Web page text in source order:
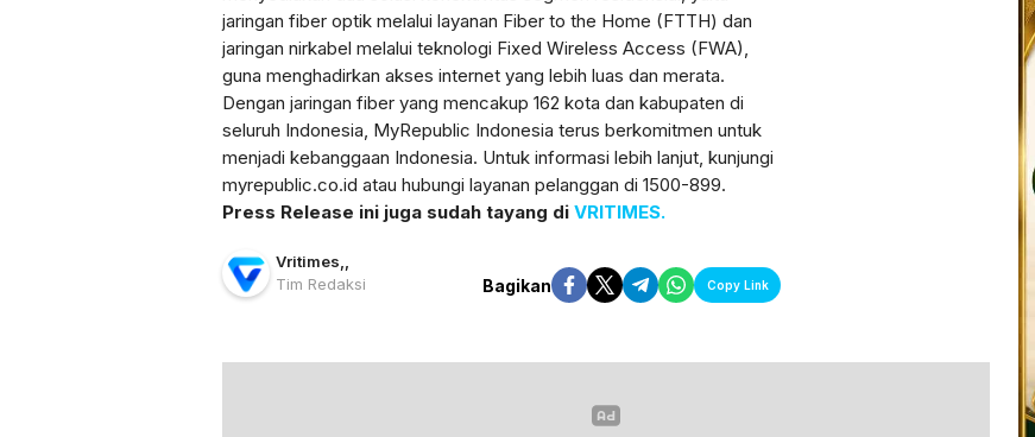
jaringan fiber optik melalui layanan Fiber to the Home (FTTH) dan
jaringan nirkabel melalui teknologi Fixed Wireless Access (FWA),
guna menghadirkan akses internet yang lebih luas dan merata.
Dengan jaringan fiber yang mencakup 162 kota dan kabupaten di
seluruh Indonesia, MyRepublic Indonesia terus berkomitmen untuk
menjadi kebanggaan Indonesia. Untuk informasi lebih lanjut, kunjungi
myrepublic.co.id atau hubungi layanan pelanggan di 1500-899.
Press Release ini juga sudah tayang di VRITIMES.
Vritimes
Tim Redaksi
Bagikan Copy Link